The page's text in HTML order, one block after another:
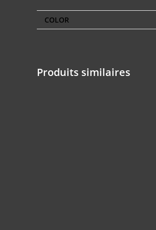
COLOR
Produits similaires